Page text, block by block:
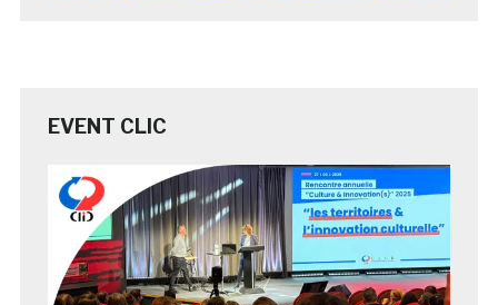
EVENT CLIC